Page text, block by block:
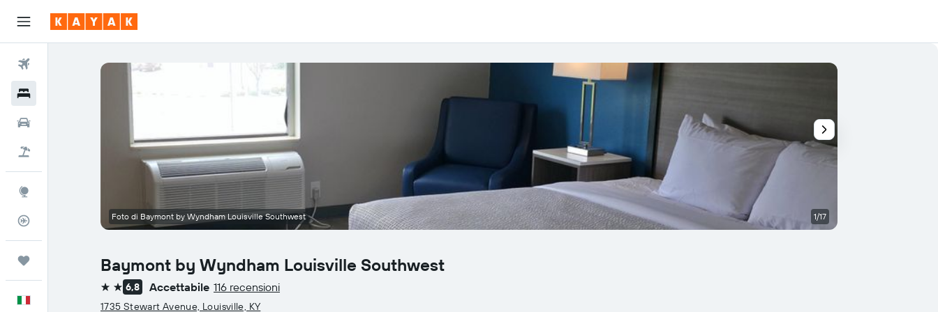
Baymont by Wyndham Louisville Southwest
2 stelle
6,8 Accettabile 116 recensioni
1735 Stewart Avenue, Louisville, KY
Foto di Baymont by Wyndham Louisville Southwest 1/17